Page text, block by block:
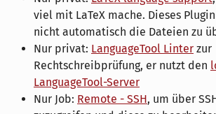
viel mit LaTeX mache. Dieses
nicht automatisch die Dateien zu
Nur privat: LanguageTool Linter zur
Rechtschreibprüfung, er nutzt den
LanguageTool-Server
Nur Job: Remote - SSH, um über